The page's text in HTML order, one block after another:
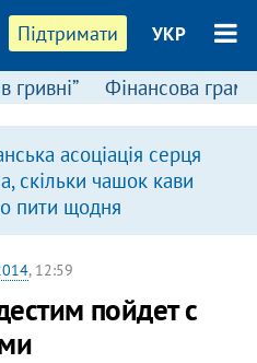
Підтримати УКР
гривні” Фінансова
асоціація серця
скільки чашок кави
пити щодня
, 12:59
пойдет с